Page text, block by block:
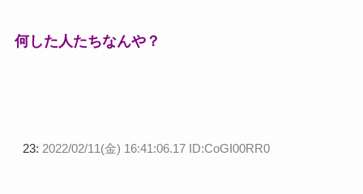
何した人たちなんや？
23: 2022/02/11(金) 16:41:06.17 ID:CoGI00RR0